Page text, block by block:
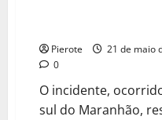
Pierote
21 de maio
0
O incidente,
sul do Maranhão,